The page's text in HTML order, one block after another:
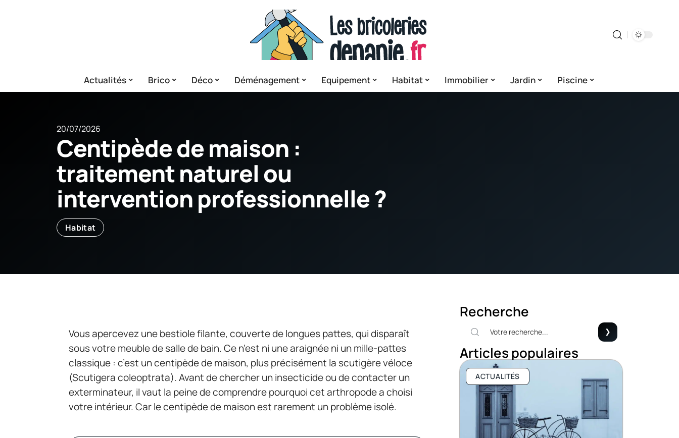
Actualités Brico Déco Déménagement Equipement Habitat Immobilier Jardin Piscine
20/07/2026
Centipède de maison :
traitement naturel ou
intervention professionnelle ?
Habitat
Vous apercevez une bestiole filante, couverte de longues pattes, qui disparaît
sous votre meuble de salle de bain. Ce n’est ni une araignée ni un mille-pattes
classique : c’est un centipède de maison, plus précisément la scutigère véloce
(Scutigera coleoptrata). Avant de chercher un insecticide ou de contacter un
exterminateur, il vaut la peine de comprendre pourquoi cet arthropode a choisi
votre intérieur. Car le centipède de maison est rarement un problème isolé.
Recherche
Articles populaires
ACTUALITÉS